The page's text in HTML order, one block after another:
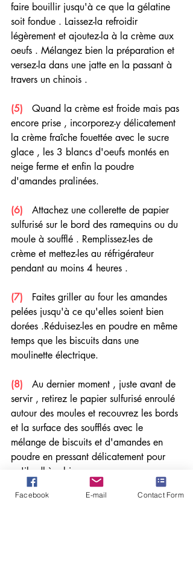
faire bouillir jusqu'à ce que la gélatine
soit fondue . Laissez-la refroidir
légèrement et ajoutez-la à la crème aux
oeufs . Mélangez bien la préparation et
versez-la dans une jatte en la passant à
travers un chinois .
(5)
  Quand la crème est froide mais pas
encore prise , incorporez-y délicatement
la crème fraîche fouettée avec le sucre
glace , les 3 blancs d'oeufs montés en
neige ferme et enfin la poudre
d'amandes pralinées.
(6)
  Attachez une collerette de papier
sulfurisé sur le bord des ramequins ou du
moule à soufflé . Remplissez-les de
crème et mettez-les au réfrigérateur
pendant au moins 4 heures .
(7)
  Faites griller au four les amandes
pelées jusqu'à ce qu'elles soient bien
dorées .Réduisez-les en poudre en même
temps que les biscuits dans une
moulinette électrique.
(8)
  Au dernier moment , juste avant de
servir , retirez le papier sulfurisé enroulé
autour des moules et recouvrez les bords
et la surface des soufflés avec le
mélange de biscuits et d'amandes en
poudre en pressant délicatement pour
qu'il adhère bien .
Facebook E-mail Contact Form